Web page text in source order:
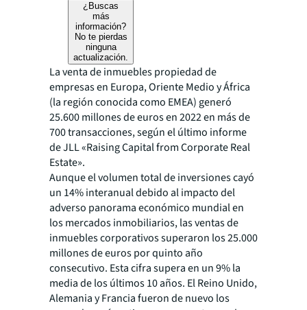
¿Buscas
más
información?
No te pierdas
ninguna
actualización.
La venta de inmuebles propiedad de
empresas en Europa, Oriente Medio y África
(la región conocida como EMEA) generó
25.600 millones de euros en 2022 en más de
700 transacciones, según el último informe
de JLL «Raising Capital from Corporate Real
Estate».
Aunque el volumen total de inversiones cayó
un 14% interanual debido al impacto del
adverso panorama económico mundial en
los mercados inmobiliarios, las ventas de
inmuebles corporativos superaron los 25.000
millones de euros por quinto año
consecutivo. Esta cifra supera en un 9% la
media de los últimos 10 años. El Reino Unido,
Alemania y Francia fueron de nuevo los